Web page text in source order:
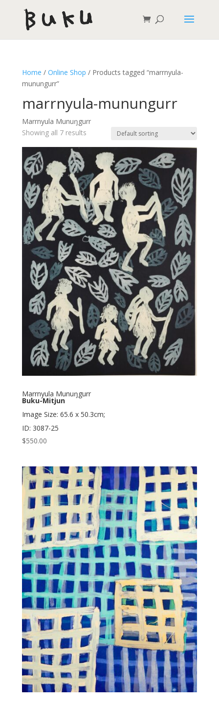
Home / Online Shop / Products tagged “marrnyula-
munungurr”
marrnyula-munungurr
Marrnyula Munuŋgurr
Showing all 7 results
Marrnyula Munuŋgurr
Buku-Mitjun
Image Size: 65.6 x 50.3cm;
ID: 3087-25
$550.00